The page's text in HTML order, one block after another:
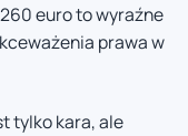
euro to wyraźne
prawa w
tylko kara, ale